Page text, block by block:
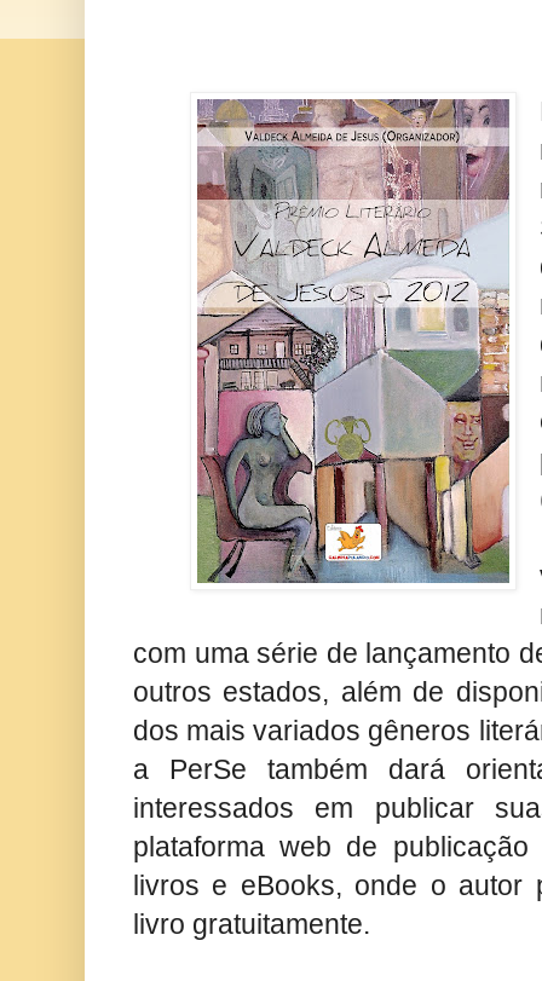
com uma série de lançamento
outros estados, além de
dos mais variados gêneros
a PerSe também dará
interessados em publicar
plataforma web de publicação
livros e eBooks, onde o autor
livro gratuitamente.